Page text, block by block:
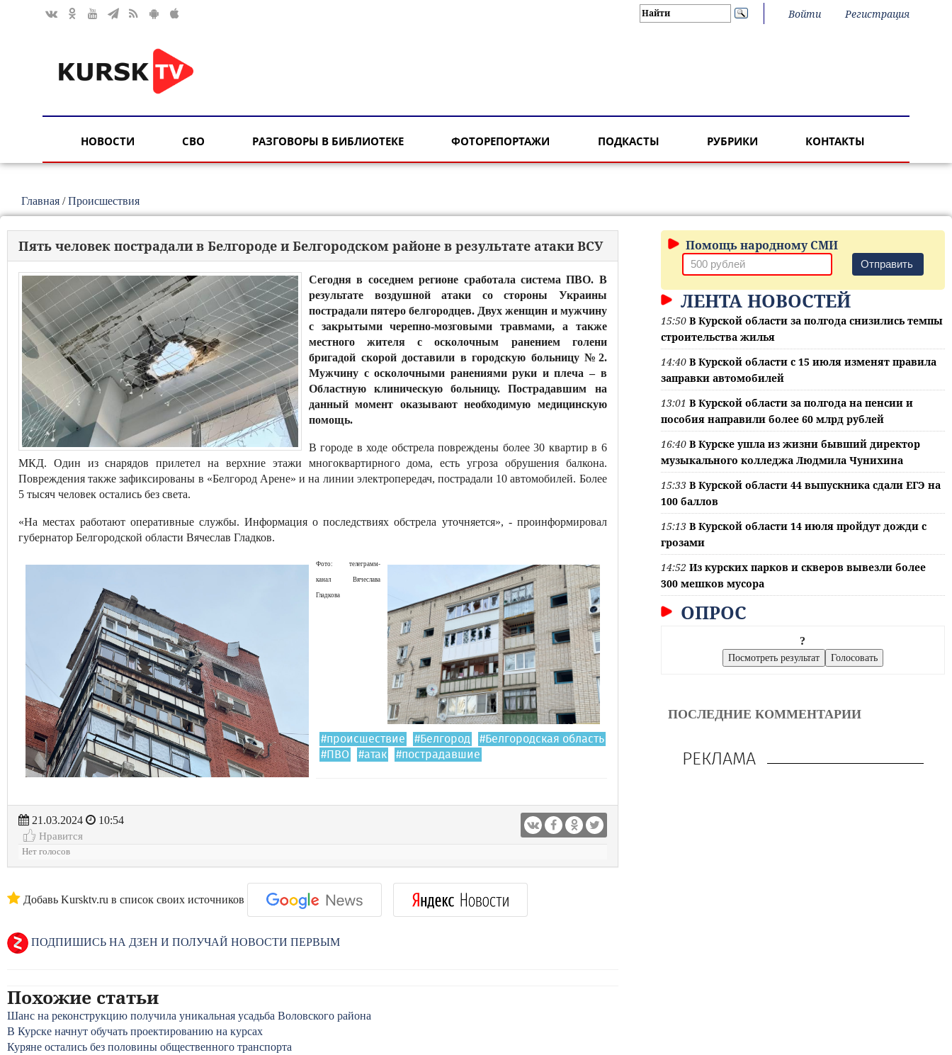
Войти Регистрация
НОВОСТИ СВО РАЗГОВОРЫ В БИБЛИОТЕКЕ ФОТОРЕПОРТАЖИ ПОДКАСТЫ РУБРИКИ КОНТАКТЫ
Главная /Происшествия
Пять человек пострадали в Белгороде и Белгородском районе в результате атаки ВСУ
Сегодня в соседнем регионе сработала система ПВО. В
результате воздушной атаки со стороны Украины
пострадали пятеро белгородцев. Двух женщин и мужчину
с закрытыми черепно-мозговыми травмами, а также
местного жителя с осколочным ранением голени
бригадой скорой доставили в городскую больницу №2.
Мужчину с осколочными ранениями руки и плеча – в
Областную клиническую больницу. Пострадавшим на
данный момент оказывают необходимую медицинскую
помощь.
В городе в ходе обстрела повреждены более 30 квартир в 6
МКД. Один из снарядов прилетел на верхние этажи многоквартирного дома, есть угроза обрушения балкона.
Повреждения также зафиксированы в «Белгород Арене» и на линии электропередач, пострадали 10 автомобилей. Более
5 тысяч человек остались без света.
«На местах работают оперативные службы. Информация о последствиях обстрела уточняется», - проинформировал
губернатор Белгородской области Вячеслав Гладков.
Фото: телеграмм-
канал Вячеслава
Гладкова
#происшествие #Белгород
#Белгородская область
#ПВО
#атак #пострадавшие
21.03.2024
10:54
Нравится
Нет голосов
Добавь Kursktv.ru в список своих источников
ПОДПИШИСЬ НА ДЗЕН И ПОЛУЧАЙ НОВОСТИ ПЕРВЫМ
Похожие статьи
Шанс на реконструкцию получила уникальная усадьба Воловского района
В Курске начнут обучать проектированию на курсах
Куряне остались без половины общественного транспорта
Помощь народному СМИ
Отправить
ЛЕНТА НОВОСТЕЙ
15:50 В Курской области за полгода снизились темпы
строительства жилья
14:40 В Курской области с 15 июля изменят правила
заправки автомобилей
13:01 В Курской области за полгода на пенсии и
пособия направили более 60 млрд рублей
16:40 В Курске ушла из жизни бывший директор
музыкального колледжа Людмила Чунихина
15:33 В Курской области 44 выпускника сдали ЕГЭ на
100 баллов
15:13 В Курской области 14 июля пройдут дожди с
грозами
14:52 Из курских парков и скверов вывезли более
300 мешков мусора
ОПРОС
?
ПОСЛЕДНИЕ КОММЕНТАРИИ
РЕКЛАМА